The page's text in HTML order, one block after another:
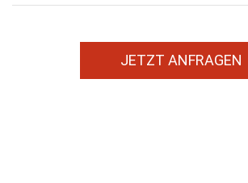
JETZT ANFRAGEN